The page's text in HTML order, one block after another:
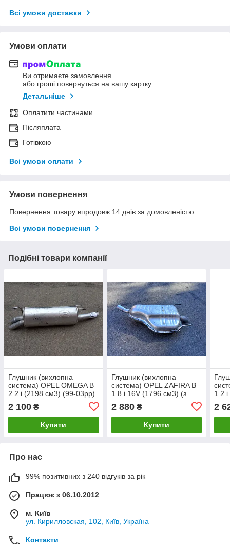
Всі умови доставки
Умови оплати
Ви отримаєте замовлення
або гроші повернуться на вашу картку
Детальніше
Оплатити частинами
Післяплата
Готівкою
Всі умови оплати
Умови повернення
Повернення товару впродовж 14 днів за домовленістю
Всі умови повернення
Подібні товари компанії
Глушник (вихлопна
система) OPEL OMEGA B
2.2 i (2198 см3) (99-03рр)
універсал (Caravan)
2 100 ₴
Купити
Глушник (вихлопна
система) OPEL ZAFIRA B
1.8 i 16V (1796 см3) (з
2005р) (Опель Зафіра Б)
2 880₴
Купити
1.2
2
Про нас
99% позитивних з 240 відгуків за рік
Працює з 06.10.2012
м. Київ
ул. Кирилловская, 102, Київ, Україна
Контакти